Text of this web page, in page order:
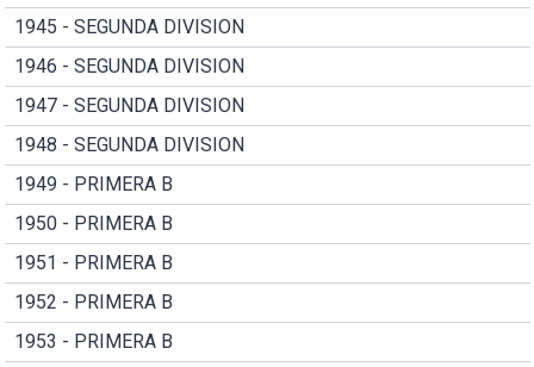
1945 - SEGUNDA DIVISION
1946 - SEGUNDA DIVISION
1947 - SEGUNDA DIVISION
1948 - SEGUNDA DIVISION
1949 - PRIMERA B
1950 - PRIMERA B
1951 - PRIMERA B
1952 - PRIMERA B
1953 - PRIMERA B